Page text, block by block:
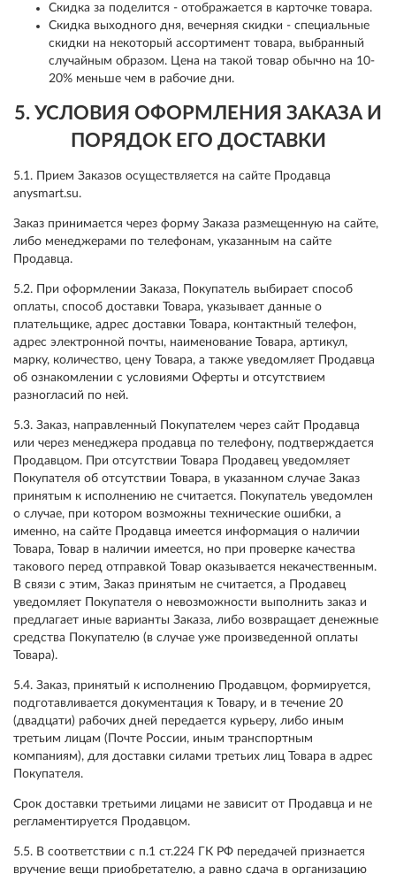
Скидка за поделится - отображается в карточке товара.
Скидка выходного дня, вечерняя скидки - специальные
скидки на некоторый ассортимент товара, выбранный
случайным образом. Цена на такой товар обычно на 10-
20% меньше чем в рабочие дни.
5. УСЛОВИЯ ОФОРМЛЕНИЯ ЗАКАЗА И
ПОРЯДОК ЕГО ДОСТАВКИ
5.1. Прием Заказов осуществляется на сайте Продавца
anysmart.su.
Заказ принимается через форму Заказа размещенную на сайте,
либо менеджерами по телефонам, указанным на сайте
Продавца.
5.2. При оформлении Заказа, Покупатель выбирает способ
оплаты, способ доставки Товара, указывает данные о
плательщике, адрес доставки Товара, контактный телефон,
адрес электронной почты, наименование Товара, артикул,
марку, количество, цену Товара, а также уведомляет Продавца
об ознакомлении с условиями Оферты и отсутствием
разногласий по ней.
5.3. Заказ, направленный Покупателем через сайт Продавца
или через менеджера продавца по телефону, подтверждается
Продавцом. При отсутствии Товара Продавец уведомляет
Покупателя об отсутствии Товара, в указанном случае Заказ
принятым к исполнению не считается. Покупатель уведомлен
о случае, при котором возможны технические ошибки, а
именно, на сайте Продавца имеется информация о наличии
Товара, Товар в наличии имеется, но при проверке качества
такового перед отправкой Товар оказывается некачественным.
В связи с этим, Заказ принятым не считается, а Продавец
уведомляет Покупателя о невозможности выполнить заказ и
предлагает иные варианты Заказа, либо возвращает денежные
средства Покупателю (в случае уже произведенной оплаты
Товара).
5.4. Заказ, принятый к исполнению Продавцом, формируется,
подготавливается документация к Товару, и в течение 20
(двадцати) рабочих дней передается курьеру, либо иным
третьим лицам (Почте России, иным транспортным
компаниям), для доставки силами третьих лиц Товара в адрес
Покупателя.
Срок доставки третьими лицами не зависит от Продавца и не
регламентируется Продавцом.
5.5. В соответствии с п.1 ст.224 ГК РФ передачей признается
вручение вещи приобретателю, а равно сдача в организацию